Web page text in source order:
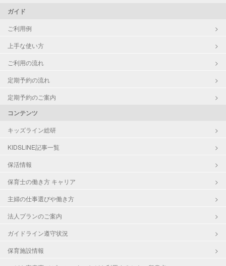
ガイド
ご利用例
上手な使い方
ご利用の流れ
定期予約の流れ
定期予約のご案内
コンテンツ
キッズライン総研
KIDSLINE記事一覧
保活情報
保育士の働き方 キャリア
主婦の仕事選びや働き方
法人プランのご案内
ガイドライン遵守状況
保育施設情報